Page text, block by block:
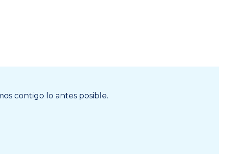
contigo lo antes posible.